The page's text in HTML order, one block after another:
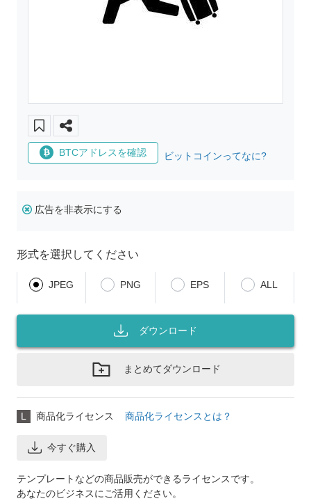
BTCアドレスを確認 ビットコインってなに?
広告を非表示にする
形式を選択してください
JPEG PNG EPS ALL
ダウンロード
まとめてダウンロード
L 商品化ライセンス 商品化ライセンスとは？
今すぐ購入
テンプレートなどの商品販売ができるライセンスです。
あなたのビジネスにご活用ください。